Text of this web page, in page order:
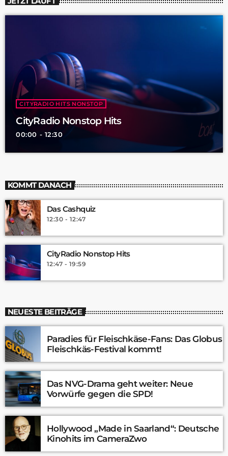
CITYRADIO HITS NONSTOP
CityRadio Nonstop Hits
00:00 - 12:30
KOMMT DANACH
Das Cashquiz
12:30 - 12:47
CityRadio Nonstop Hits
12:47 - 19:59
NEUESTE BEITRÄGE
Paradies für Fleischkäse-Fans: Das Globus
Fleischkäs-Festival kommt!
Das NVG-Drama geht weiter: Neue
Vorwürfe gegen die SPD!
Hollywood „Made in Saarland“: Deutsche
Kinohits im CameraZwo